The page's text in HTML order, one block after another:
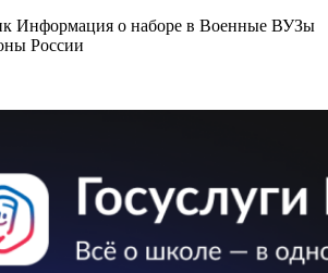
Информация о наборе в Военные ВУЗы
России